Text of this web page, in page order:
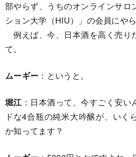
部やらず、うちのオンラインサロ
ション大学（HIU）」の会員にや
例えば、今、日本酒を高く売り
て。
ムーギー ：というと。
堀江：日本酒って、今すごく安い
ドな4合瓶の純米大吟醸が、いく
か知ってます？